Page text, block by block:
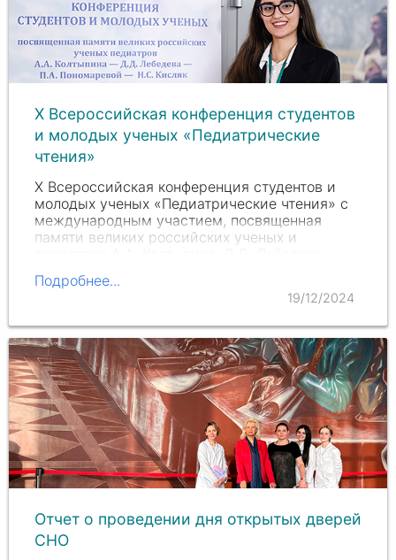
X Всероссийская конференция студентов
и молодых ученых «Педиатрические
чтения»
X Всероссийская конференция студентов и
молодых ученых «Педиатрические чтения» с
международным участием, посвященная
памяти великих российских ученых и
декабря.…
Подробнее...
19/12/2024
Отчет о проведении дня открытых дверей
СНО